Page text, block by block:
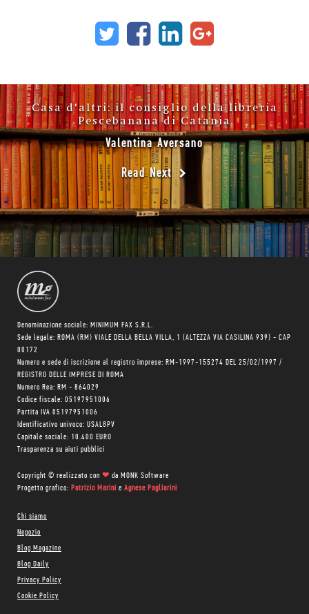
Casa d'altri: il consiglio della libreria
Pescebanana di Catania
Valentina Aversano
Read Next
Denominazione sociale: MINIMUM FAX S.R.L.
Sede legale: ROMA (RM) VIALE DELLA BELLA VILLA, 1 (ALTEZZA VIA CASILINA 939) - CAP
00172
Numero e sede di iscrizione al registro imprese: RM-1997-155274 DEL 25/02/1997 /
REGISTRO DELLE IMPRESE DI ROMA
Numero Rea: RM - 864029
Codice fiscale: 05197951006
Partita IVA 05197951006
Identificativo univoco: USAL8PV
Capitale sociale: 10.400 EURO
Trasparenza su aiuti pubblici
Copyright © realizzato con ❤ da MONK Software
Progetto grafico: Patrizio Marini e Agnese Pagliarini
Chi siamo
Negozio
Blog Magazine
Blog Daily
Privacy Policy
Cookie Policy